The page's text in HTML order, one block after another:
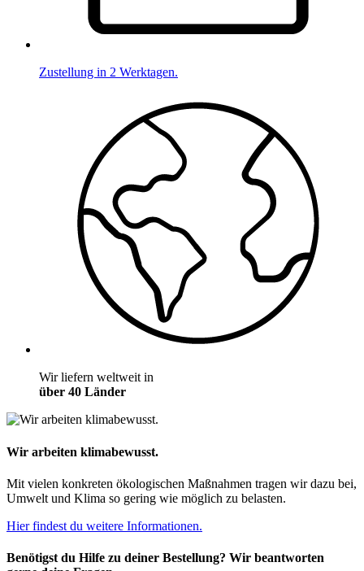
Zustellung in 2 Werktagen.
Wir liefern weltweit in
über 40 Länder
Wir arbeiten klimabewusst.
Mit vielen konkreten ökologischen Maßnahmen tragen wir dazu bei,
Umwelt und Klima so gering wie möglich zu belasten.
Hier findest du weitere Informationen.
Benötigst du Hilfe zu deiner Bestellung? Wir beantworten